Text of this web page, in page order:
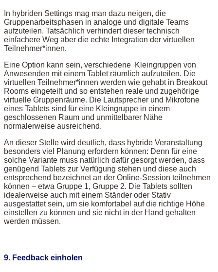
In hybriden Settings mag man dazu neigen, die
Gruppenarbeitsphasen in analoge und digitale Teams
aufzuteilen. Tatsächlich verhindert dieser technisch
einfachere Weg aber die echte Integration der virtuellen
Teilnehmer*innen.
Eine Option kann sein, verschiedene Kleingruppen von
Anwesenden mit einem Tablet räumlich aufzuteilen. Die
virtuellen Teilnehmer*innen werden wie gehabt in Breakout
Rooms eingeteilt und so entstehen reale und zugehörige
virtuelle Gruppenräume. Die Lautsprecher und Mikrofone
eines Tablets sind für eine Kleingruppe in einem
geschlossenen Raum und unmittelbarer Nähe
normalerweise ausreichend.
An dieser Stelle wird deutlich, dass hybride Veranstaltung
besonders viel Planung erfordern können: Denn für eine
solche Variante muss natürlich dafür gesorgt werden, dass
genügend Tablets zur Verfügung stehen und diese auch
entsprechend bezeichnet an der Online-Session teilnehmen
können – etwa Gruppe 1, Gruppe 2. Die Tablets sollten
idealerweise auch mit einem Ständer oder Stativ
ausgestattet sein, um sie komfortabel auf die richtige Höhe
einstellen zu können und sie nicht in der Hand gehalten
werden müssen.
9. Feedback einholen